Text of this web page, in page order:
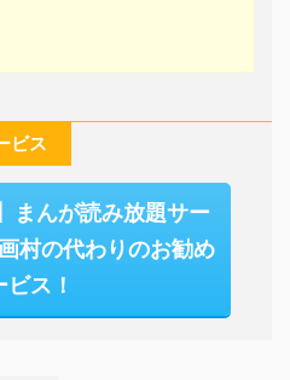
ビス
まんが読み放題サー
村の代わりのお勧め
ビス！